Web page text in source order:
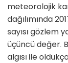
meteorolojik
dağılımında
sayısı gözlem
üçüncü değer.
algısı ile